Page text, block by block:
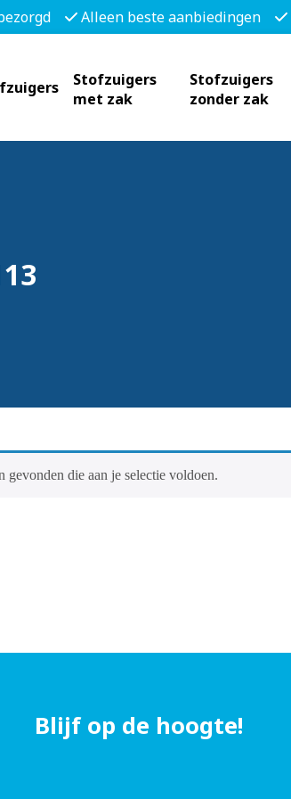
Alleen beste aanbiedingen
Stofzuigers
met zak
Stofzuigers
zonder zak
gevonden die aan je selectie voldoen.
Blijf op de hoogte!